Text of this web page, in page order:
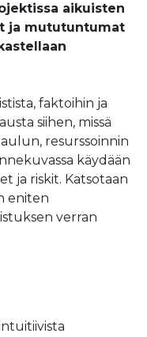
aikuisten
ja mututuntumat
faktoihin ja
siihen, missä
resurssoinnin
käydään
ja riskit. Katsotaan
eniten
verran